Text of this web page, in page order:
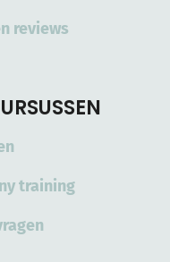
reviews
training